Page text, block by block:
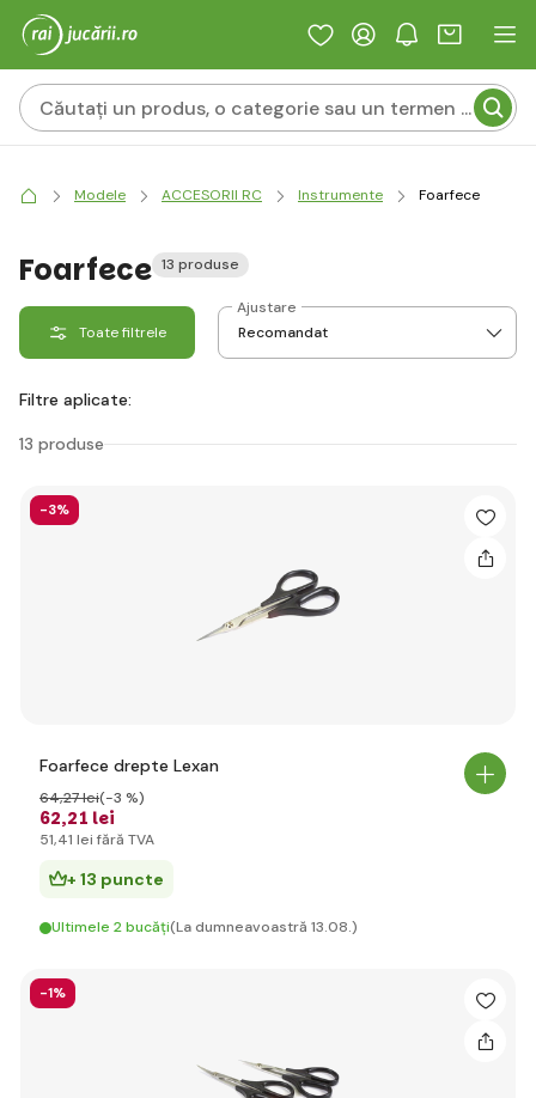
Modele ACCESORII RC Instrumente Foarfece
Foarfece 13 produse
Toate filtrele
Ajustare
Filtre aplicate:
13 produse
-3%
Foarfece drepte Lexan
62,21 lei
64,27 lei(-3 %)
51,41 lei fără TVA
+ 13 puncte
Ultimele 2 bucăți(La dumneavoastră 13.08.)
-1%